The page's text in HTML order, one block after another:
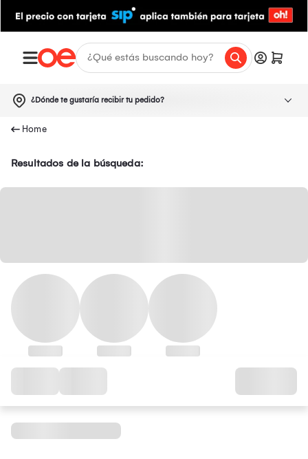
¿Dónde te gustaría recibir tu pedido?
Resultados de la búsqueda: